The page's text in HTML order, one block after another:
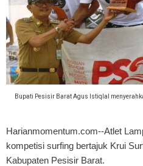
Bupati Pesisir Barat Agus Istiqlal
Harianmomentum.com--Atlet
kompetisi surfing bertajuk Krui
Kabupaten Pesisir Barat.